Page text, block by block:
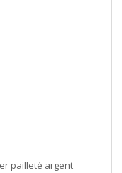
pailleté argent